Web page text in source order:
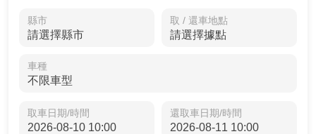
縣市 取 / 還車地點
車種
取車日期/時間 還取車日期/時間